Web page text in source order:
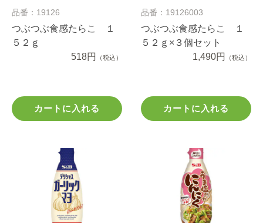
品番：19126
つぶつぶ食感たらこ １
５２ｇ
518円
（税込）
カートに入れる
品番：19126003
つぶつぶ食感たらこ １
５２ｇ×３個セット
1,490円
（税込）
カートに入れる